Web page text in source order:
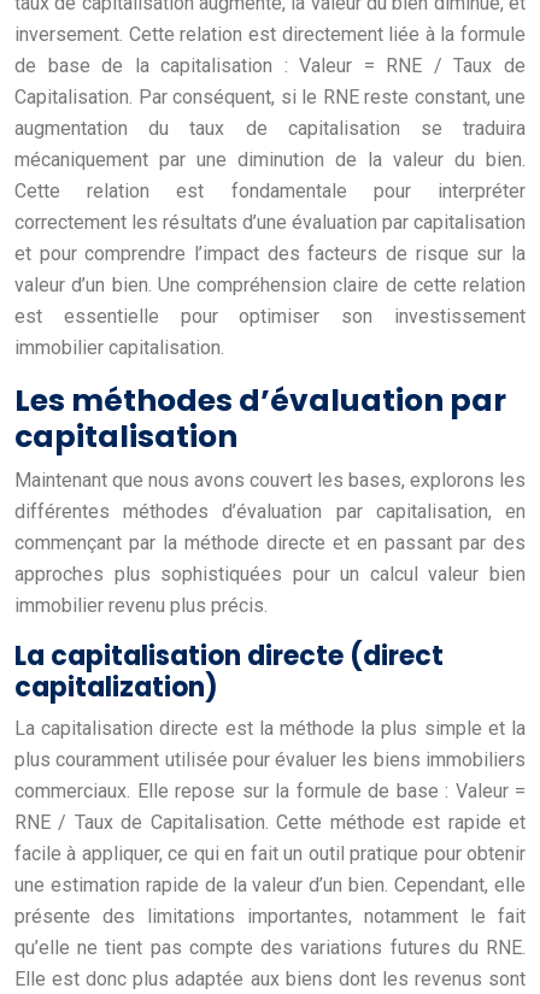
inversement. Cette relation est directement liée à la formule
de base de la capitalisation : Valeur = RNE / Taux de
Capitalisation. Par conséquent, si le RNE reste constant, une
augmentation du taux de capitalisation se traduira
mécaniquement par une diminution de la valeur du bien.
Cette relation est fondamentale pour interpréter
correctement les résultats d’une évaluation par capitalisation
et pour comprendre l’impact des facteurs de risque sur la
valeur d’un bien. Une compréhension claire de cette relation
est essentielle pour optimiser son investissement
immobilier capitalisation.
Les méthodes d’évaluation par
capitalisation
Maintenant que nous avons couvert les bases, explorons les
différentes méthodes d’évaluation par capitalisation, en
commençant par la méthode directe et en passant par des
approches plus sophistiquées pour un calcul valeur bien
immobilier revenu plus précis.
La capitalisation directe (direct
capitalization)
La capitalisation directe est la méthode la plus simple et la
plus couramment utilisée pour évaluer les biens immobiliers
commerciaux. Elle repose sur la formule de base : Valeur =
RNE / Taux de Capitalisation. Cette méthode est rapide et
facile à appliquer, ce qui en fait un outil pratique pour obtenir
une estimation rapide de la valeur d’un bien. Cependant, elle
présente des limitations importantes, notamment le fait
qu’elle ne tient pas compte des variations futures du RNE.
Elle est donc plus adaptée aux biens dont les revenus sont